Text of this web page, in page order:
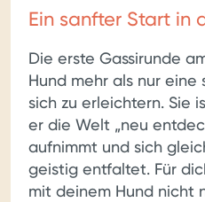
Ein sanfter Start in
Die erste Gassirunde
Hund mehr als nur
sich zu erleichtern. Sie
er die Welt „neu
aufnimmt und sich
geistig entfaltet. Für
mit deinem Hund nicht